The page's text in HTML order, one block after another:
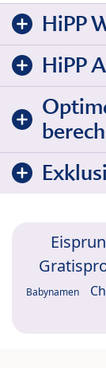
HiPP
HiPP
Babynamen